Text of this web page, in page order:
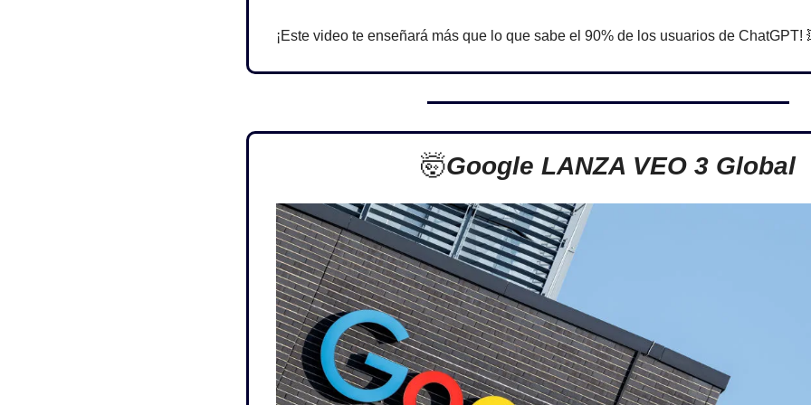
¡Este video te enseñará más que lo que sabe el 90% de los usuarios de ChatGPT!
🤯Google LANZA VEO 3 Global